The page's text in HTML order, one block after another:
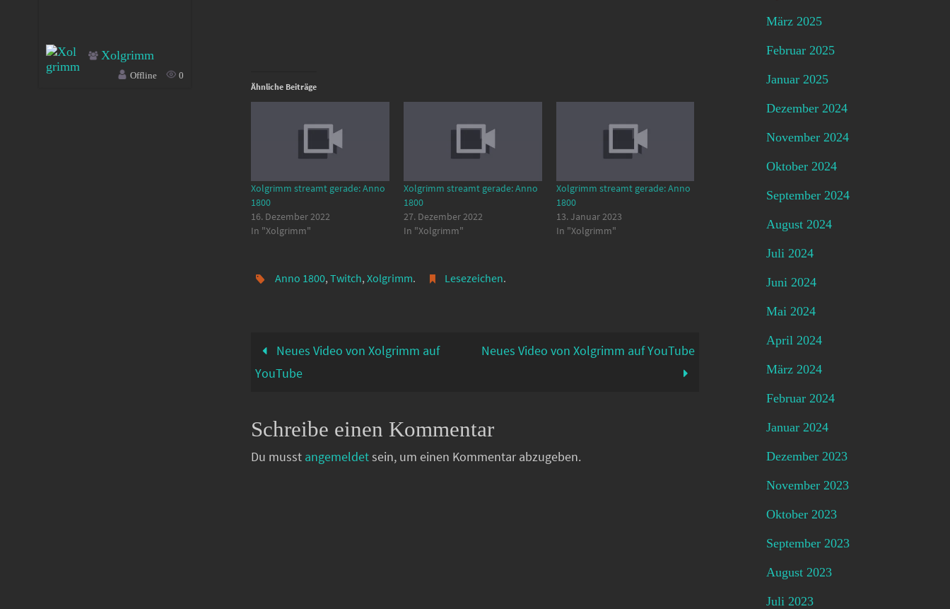
Ähnliche Beiträge
Xolgrimm streamt gerade: Anno
1800
16. Dezember 2022
In "Xolgrimm"
Xolgrimm streamt gerade: Anno
1800
27. Dezember 2022
In "Xolgrimm"
Xolgrimm streamt gerade: Anno
1800
13. Januar 2023
In "Xolgrimm"
Anno 1800, Twitch, Xolgrimm. Lesezeichen.
Neues Video von Xolgrimm auf
YouTube
Neues Video von Xolgrimm auf YouTube
Schreibe einen Kommentar
Du musst angemeldetsein, um einen Kommentar abzugeben.
Xolgrimm
Offline 0
März 2025
Februar 2025
Januar 2025
Dezember 2024
November 2024
Oktober 2024
September 2024
August 2024
Juli 2024
Juni 2024
Mai 2024
April 2024
März 2024
Februar 2024
Januar 2024
Dezember 2023
November 2023
Oktober 2023
September 2023
August 2023
Juli 2023